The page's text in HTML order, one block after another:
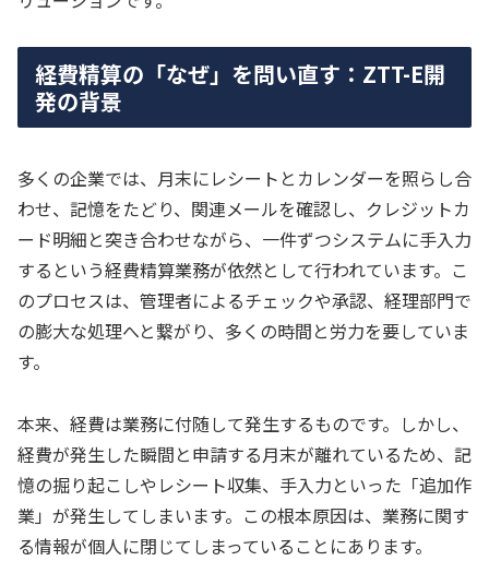
経費精算の「なぜ」を問い直す：ZTT-E開
発の背景
多くの企業では、月末にレシートとカレンダーを照らし合
わせ、記憶をたどり、関連メールを確認し、クレジットカ
ード明細と突き合わせながら、一件ずつシステムに手入力
するという経費精算業務が依然として行われています。こ
のプロセスは、管理者によるチェックや承認、経理部門で
の膨大な処理へと繋がり、多くの時間と労力を要していま
す。
本来、経費は業務に付随して発生するものです。しかし、
経費が発生した瞬間と申請する月末が離れているため、記
憶の掘り起こしやレシート収集、手入力といった「追加作
業」が発生してしまいます。この根本原因は、業務に関す
る情報が個人に閉じてしまっていることにあります。